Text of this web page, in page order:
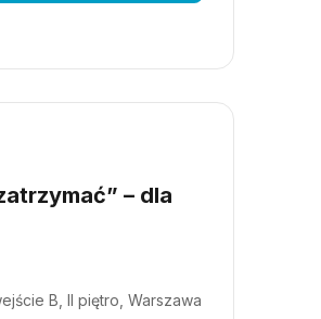
– dla
B, II piętro, Warszawa